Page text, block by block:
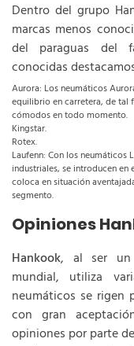
Dentro del grupo
marcas menos
del paraguas del
conocidas
Aurora: Los neumáticos
equilibrio en carretera, de tal
cómodos en todo momento.
Kingstar.
Rotex.
Laufenn: Con los neumáticos
industriales, se introducen
coloca en situación
segmento.
Opiniones
Hankook, al ser un
mundial, utiliza
neumáticos se rigen
con gran
opiniones por parte